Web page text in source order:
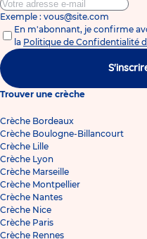
Exemple : vous@site.com
En m'abonnant, je confirme
la Politique de Confidentialité
Trouver une crèche
Crèche Bordeaux
Crèche Boulogne-Billancourt
Crèche Lille
Crèche Lyon
Crèche Marseille
Crèche Montpellier
Crèche Nantes
Crèche Nice
Crèche Paris
Crèche Rennes